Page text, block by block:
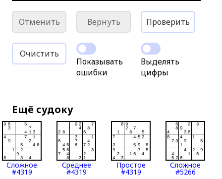
Отменить Вернуть Проверить
Очистить
Показывать
ошибки
Выделять
цифры
Ещё судоку
Сложное
#4319
Среднее
#4319
Простое
#4319
Сложное
#5266